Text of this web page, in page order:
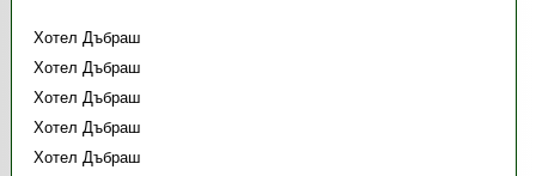
Хотел Дъбраш
Хотел Дъбраш
Хотел Дъбраш
Хотел Дъбраш
Хотел Дъбраш